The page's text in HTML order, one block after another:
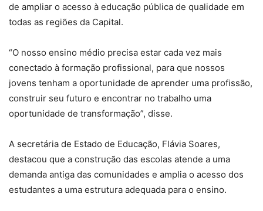
de ampliar o acesso à educação pública de qualidade em
todas as regiões da Capital.
“O nosso ensino médio precisa estar cada vez mais
conectado à formação profissional, para que nossos
jovens tenham a oportunidade de aprender uma profissão,
construir seu futuro e encontrar no trabalho uma
oportunidade de transformação”, disse.
A secretária de Estado de Educação, Flávia Soares,
destacou que a construção das escolas atende a uma
demanda antiga das comunidades e amplia o acesso dos
estudantes a uma estrutura adequada para o ensino.